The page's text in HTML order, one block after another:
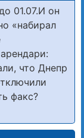
01.07.И он
«набирал
что Днепр
факс?